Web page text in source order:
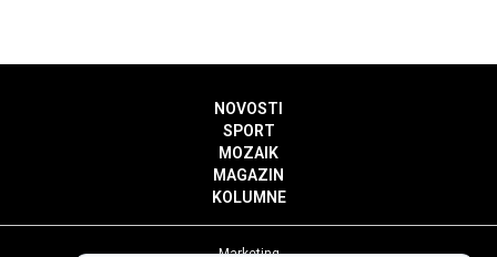
NOVOSTI
SPORT
MOZAIK
MAGAZIN
KOLUMNE